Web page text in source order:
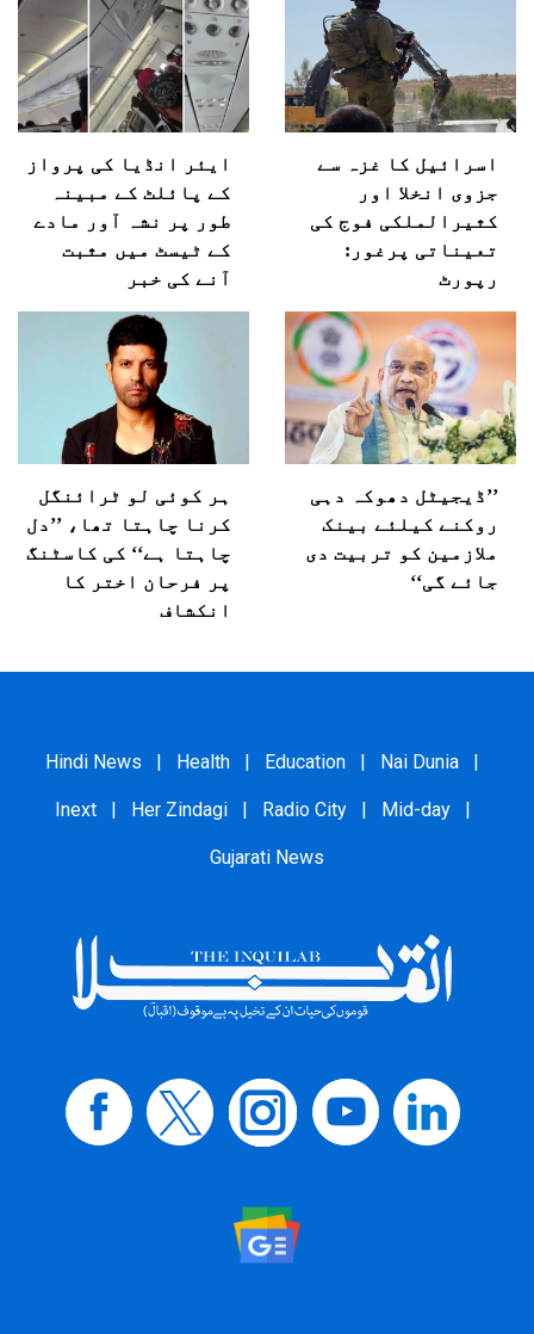
اسرائیل کا غزہ سے
جزوی انخلا اور
کثیرالملکی فوج کی
تعیناتی پرغور:
رپورٹ
ایئر انڈیا کی پرواز
کے پائلٹ کے مبینہ
طور پر نشہ آور مادے
کے ٹیسٹ میں مثبت
آنے کی خبر
’’ڈیجیٹل دھوکہ دہی
روکنے کیلئے بینک
ملازمین کو تربیت دی
جائے گی‘‘
ہر کوئی لو ٹرائنگل
کرنا چاہتا تھا، ’’دل
چاہتا ہے‘‘ کی کاسٹنگ
پر فرحان اختر کا
انکشاف
Hindi News | Health | Education | Nai Dunia |
Inext | Her Zindagi | Radio City | Mid-day |
Gujarati News